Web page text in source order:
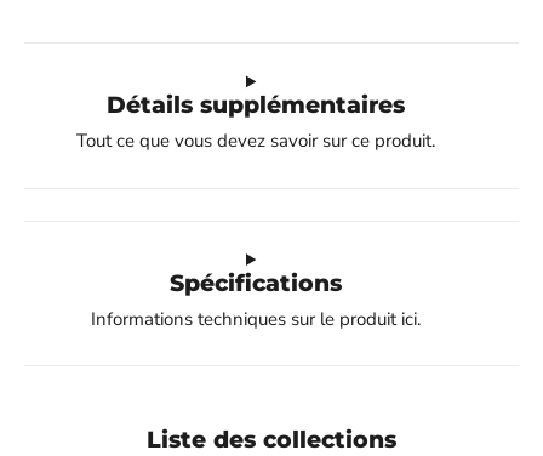
Détails supplémentaires
Tout ce que vous devez savoir sur ce produit.
Spécifications
Informations techniques sur le produit ici.
Liste des collections